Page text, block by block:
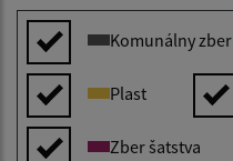
Komunálny zber
Plast
Zber šatstva